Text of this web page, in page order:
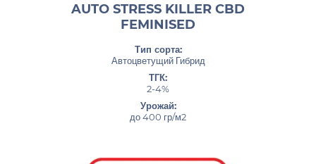
AUTO STRESS KILLER CBD
FEMINISED
Тип сорта:
Автоцветущий Гибрид
ТГК:
2-4%
Урожай:
до 400 гр/м2